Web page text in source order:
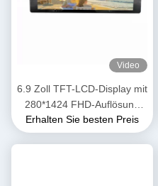
Video
6.9 Zoll TFT-LCD-Display mit
280*1424 FHD-Auflösung
MIPI-Schnittstelle
Erhalten Sie besten Preis